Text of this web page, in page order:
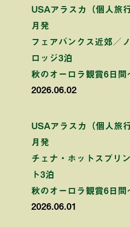
USAアラスカ（個人旅
月発
フェアバンクス近郊／
ロッジ3泊
秋のオーロラ観賞6日
2026.06.02
USAアラスカ（個人旅
月発
チェナ・ホットスプリ
ト3泊
秋のオーロラ観賞6日
2026.06.01